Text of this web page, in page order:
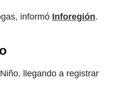
informó Inforegión.
llegando a registrar